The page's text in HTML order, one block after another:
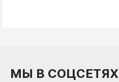
МЫ В СОЦСЕТЯХ